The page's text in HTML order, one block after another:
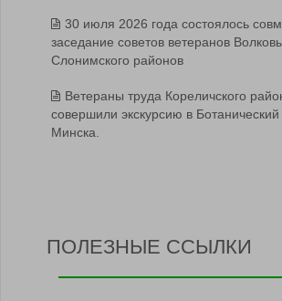
30 июля 2026 года состоялось
заседание советов ветеранов
Слонимского районов
Ветераны труда Кореличского
совершили экскурсию в Ботанический
Минска.
ПОЛЕЗНЫЕ ССЫЛКИ